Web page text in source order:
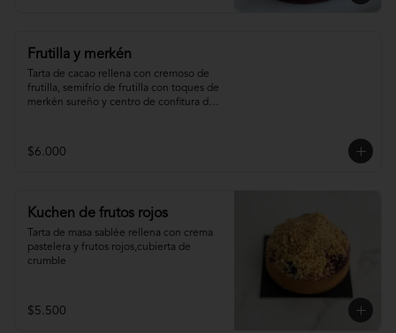
Frutilla y merkén
Tarta de cacao rellena con cremoso de
frutilla, semifrío de frutilla con toques de
merkén sureño y centro de confitura de
$6.000
Kuchen de frutos rojos
Tarta de masa sablée rellena con crema
pastelera y frutos rojos,cubierta de
crumble
$5.500